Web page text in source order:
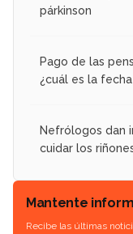
párkinson
Pago de las
¿cuál es la
Nefrólogos dan
cuidar los
Mantente
Recibe las últimas